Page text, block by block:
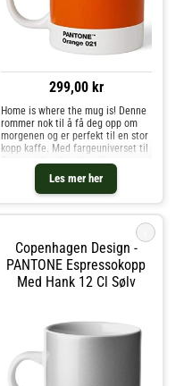
299,00 kr
Les mer her
Home is where the mug is! Denne
rommer nok til å få deg opp om
morgenen og er perfekt til en stor
kopp kaffe. Med fargeuniverset til
Pantone kan du velge din
personlige farge til
favorittkoppen. Hver kopp er i
fineste benporselen.
Copenhagen Design -
PANTONE Espressokopp
Med Hank 12 Cl Sølv